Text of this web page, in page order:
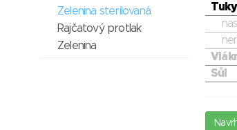
Tuky
Sůl
Zelenina sterilovaná
Rajčatový protlak
Zelenina